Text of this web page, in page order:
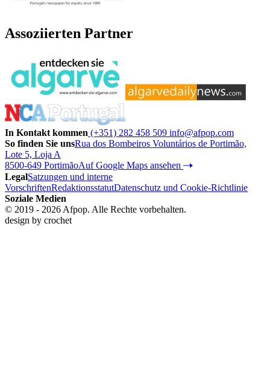
Assoziierten Partner
In Kontakt kommen (+351) 282 458 509 info@afpop.com
So finden Sie unsRua dos Bombeiros Voluntários de Portimão,
Lote 5, Loja A
8500-649 PortimãoAuf Google Maps ansehen
LegalSatzungen und interne
VorschriftenRedaktionsstatutDatenschutz und Cookie-Richtlinie
Soziale Medien
© 2019 - 2026 Afpop. Alle Rechte vorbehalten.
design by crochet